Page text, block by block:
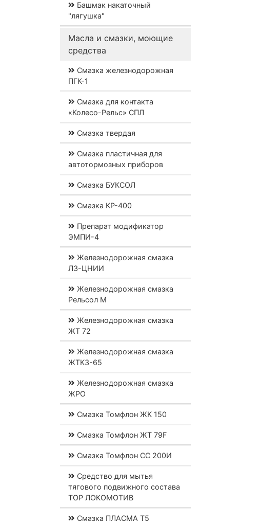
Башмак накаточный
"лягушка"
Масла и смазки, моющие
средства
Смазка железнодорожная
ПГК-1
Смазка для контакта
«Колесо-Рельс» СПЛ
Смазка твердая
Смазка пластичная для
автотормозных приборов
Смазка БУКСОЛ
Смазка КР-400
Препарат модификатор
ЭМПИ-4
Железнодорожная смазка
ЛЗ-ЦНИИ
Железнодорожная смазка
Рельсол М
Железнодорожная смазка
ЖТ 72
Железнодорожная смазка
ЖТКЗ-65
Железнодорожная смазка
ЖРО
Смазка Томфлон ЖК 150
Смазка Томфлон ЖТ 79F
Смазка Томфлон СС 200И
Средство для мытья
тягового подвижного состава
ТОР ЛОКОМОТИВ
Смазка ПЛАСМА Т5